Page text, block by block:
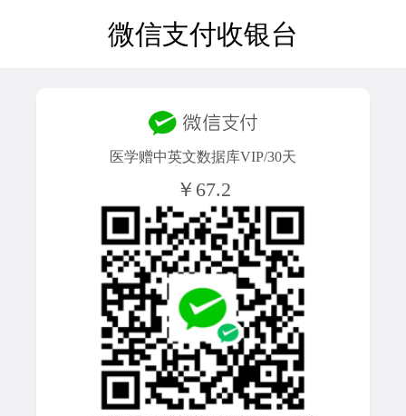
微信支付收银台
医学赠中英文数据库VIP/30天
￥67.2